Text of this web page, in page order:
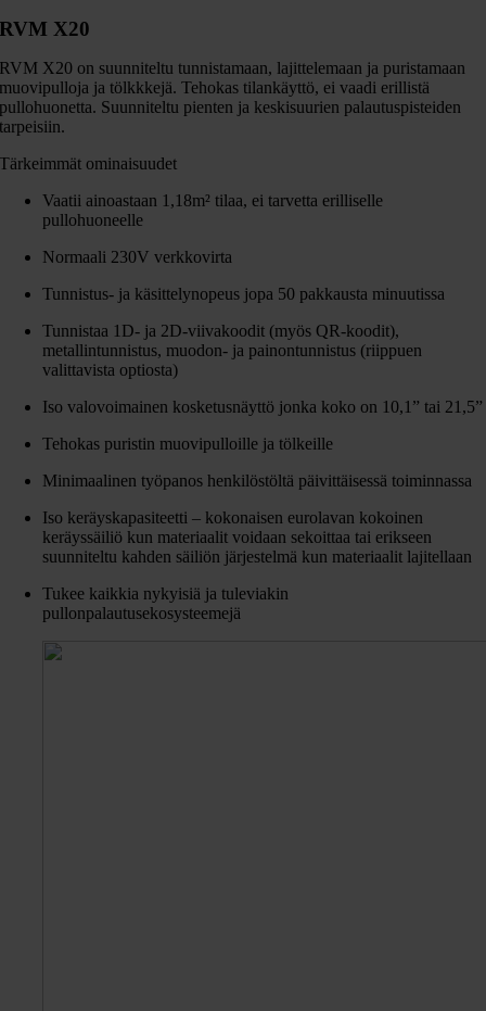
RVM X20
RVM X20 on suunniteltu tunnistamaan, lajittelemaan ja puristamaan
muovipulloja ja tölkkkejä. Tehokas tilankäyttö, ei vaadi erillistä
pullohuonetta. Suunniteltu pienten ja keskisuurien palautuspisteiden
tarpeisiin.
Tärkeimmät ominaisuudet
Vaatii ainoastaan 1,18m² tilaa, ei tarvetta erilliselle
pullohuoneelle
Normaali 230V verkkovirta
Tunnistus- ja käsittelynopeus jopa 50 pakkausta minuutissa
Tunnistaa 1D- ja 2D-viivakoodit (myös QR-koodit),
metallintunnistus, muodon- ja painontunnistus (riippuen
valittavista optiosta)
Iso valovoimainen kosketusnäyttö jonka koko on 10,1” tai 21,5”
Tehokas puristin muovipulloille ja tölkeille
Minimaalinen työpanos henkilöstöltä päivittäisessä toiminnassa
Iso keräyskapasiteetti – kokonaisen eurolavan kokoinen
keräyssäiliö kun materiaalit voidaan sekoittaa tai erikseen
suunniteltu kahden säiliön järjestelmä kun materiaalit lajitellaan
Tukee kaikkia nykyisiä ja tuleviakin
pullonpalautusekosysteemejä